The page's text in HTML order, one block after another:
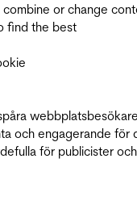
or change
find the best
och engagerande för
för publicister och